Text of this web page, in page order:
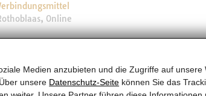
Medien anzubieten und die Zugriffe auf
unsere Datenschutz-Seite können Sie das
Online
Leistbares Wohnen in Holz-Hybrid Bauweise
proHolz Tirol, Haltestelle Volderer Brücke